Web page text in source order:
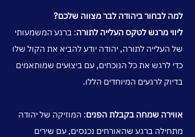
למה לבחור ביהודה לבר מצווה שלכם?
ליווי מרגש לטקס העלייה לתורה: ברגע המשמעותי
של העלייה לתורה, יהודה יודע להביא את הקול שלו
כדי לרגש את כל הנוכחים, עם ביצועים שמותאמים
בדיוק לרגעים המיוחדים הללו.
אווירה שמחה בקבלת הפנים: המוזיקה של יהודה
מתחילה ברגע שהאורחים נכנסים, עם שירים